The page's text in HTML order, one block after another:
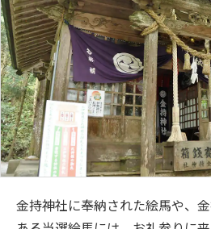
金持神社に奉納された絵馬や、